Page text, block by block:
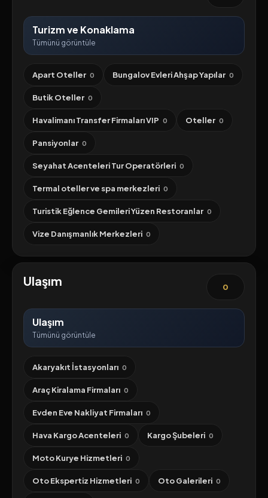
Turizm ve Konaklama
Tümünü görüntüle
Apart Oteller 0 Bungalov Evleri Ahşap Yapılar 0
Butik Oteller 0
Havalimanı Transfer Firmaları VIP 0 Oteller 0
Pansiyonlar 0
Seyahat Acenteleri Tur Operatörleri 0
Termal oteller ve spa merkezleri 0
Turistik Eğlence Gemileri Yüzen Restoranlar 0
Vize Danışmanlık Merkezleri 0
Ulaşım 0
Ulaşım
Tümünü görüntüle
Akaryakıt İstasyonları 0
Araç Kiralama Firmaları 0
Evden Eve Nakliyat Firmaları 0
Hava Kargo Acenteleri 0 Kargo Şubeleri 0
Moto Kurye Hizmetleri 0
Oto Ekspertiz Hizmetleri 0 Oto Galerileri 0